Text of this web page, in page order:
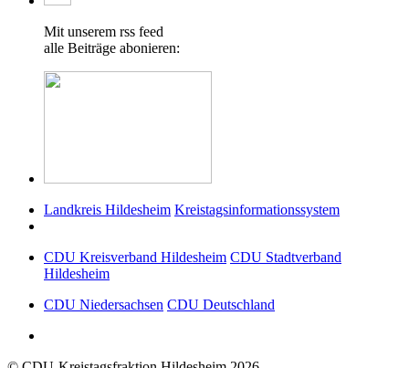
Mit unserem rss feed
alle Beiträge abonieren:
Landkreis Hildesheim Kreistagsinformationssystem
CDU Kreisverband Hildesheim CDU Stadtverband
Hildesheim
CDU Niedersachsen CDU Deutschland